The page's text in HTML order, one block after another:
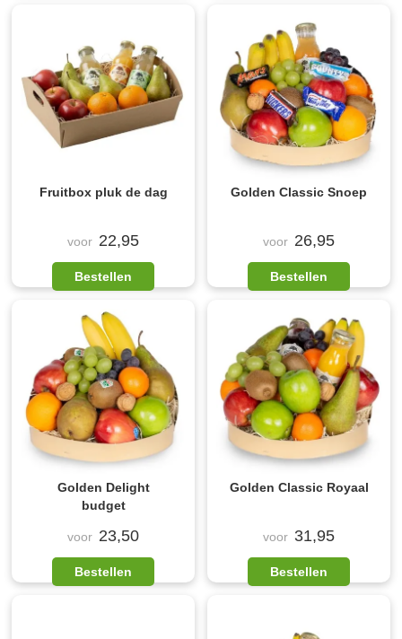
Fruitbox pluk de dag
voor 22,95
Bestellen
Golden Classic Snoep
voor 26,95
Bestellen
Golden Delight
budget
voor 23,50
Bestellen
Golden Classic Royaal
voor 31,95
Bestellen